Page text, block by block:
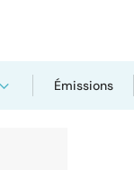
Émissions